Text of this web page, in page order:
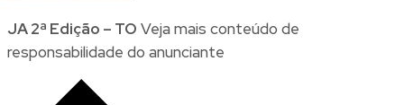
JA 2ª Edição – TO Veja mais conteúdo de
responsabilidade do anunciante